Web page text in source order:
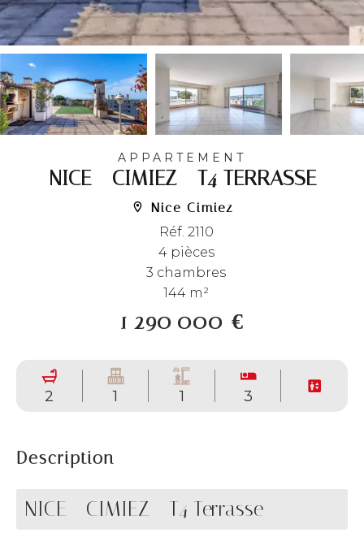
APPARTEMENT
NICE - CIMIEZ - T4 TERRASSE
Nice Cimiez
Réf. 2110
4 pièces
3 chambres
144 m²
1 290 000 €
2 1 1 3
Description
NICE - CIMIEZ - T4 Terrasse